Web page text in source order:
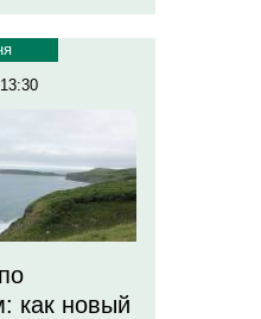
как новый